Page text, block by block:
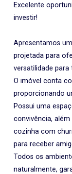
Excelente
investir!
Apresentamos
projetada para
versatilidade para
O imóvel conta
proporcionando
Possui uma
convivência,
cozinha com
para receber
Todos os
naturalmente,